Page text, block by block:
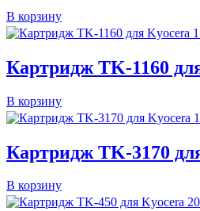
В корзину
Картридж TK-1160
В корзину
Картридж TK-3170
В корзину